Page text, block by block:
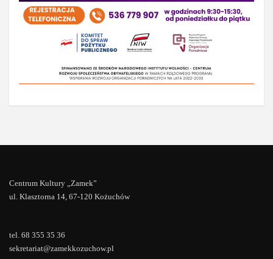
Centrum Kultury „Zamek”
ul. Klasztorna 14, 67-120 Kożuchów
tel. 68 355 35 36
sekretariat@zamekkozuchow.pl